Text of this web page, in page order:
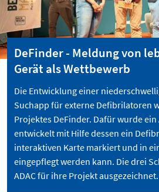
DeFinder - Meldung von
Gerät als Wettbewerb
Die Entwicklung einer
Suchapp für externe Defibrilatoren
Projektes DeFinder. Dafür wurde
entwickelt mit Hilfe dessen ein
interaktiven Karte markiert und in
eingepflegt werden kann. Die drei
ADAC für ihre Projekt ausgezeichnet.